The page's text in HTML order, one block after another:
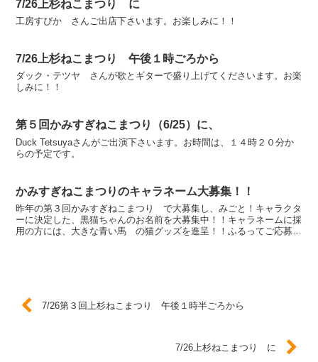
7/26上杉ねこまつり に
工房すぴか さんご出店下さいます。お楽しみに！！
7/26上杉ねこまつり 午後１時ごろから
ダック・テツヤ さんが歌とギターで盛り上げてくださいます。お楽
しみに！！
第５回かみすぎねこまつり（6/25）に、
Duck Tetsuyaさんがご出演下さいます。お時間は、１４時２０分か
らの予定です。
かみすぎねこまつりのキャラネーム大募集！！
昨年の第３回かみすぎねこまつり で大募集し、みごと！キャラクタ
ーに決定した、黒猫ちゃんのお名前を大募集中！！キャラネームに採
用の方には、大きな青い馬 の猫グッズを進呈！！ふるってご応募く
7/26第３回上杉ねこまつり 午後１時半ごろから
7/26上杉ねこまつり に